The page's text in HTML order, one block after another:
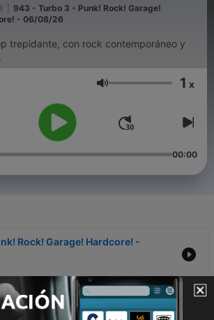
943 - Turbo 3 - Punk! Rock! Garage!
- 06/08/26
trepidante, con rock contemporáneo y
Volumen 1 x
00:00
Rock! Garage! Hardcore! -
taller de confianza - 05/08/26